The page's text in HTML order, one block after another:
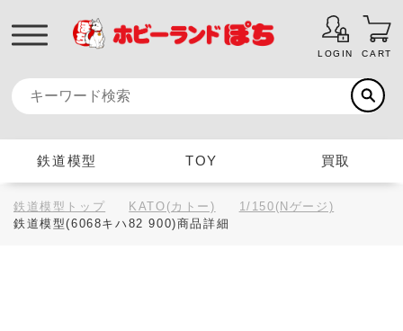
LOGIN CART
鉄道模型 TOY 買取
鉄道模型トップ KATO(カトー)
1/150(Nゲージ)
鉄道模型(6068キハ82 900)商品詳細